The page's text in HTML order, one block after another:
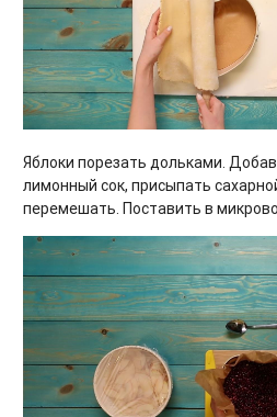
Яблоки порезать дольками.
лимонный сок, присыпать
перемешать. Поставить в